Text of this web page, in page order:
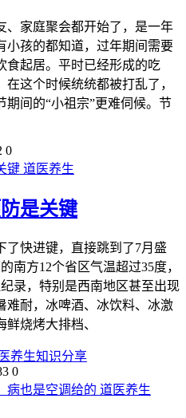
、家庭聚会都开始了，是一年
小孩的都知道，过年期间需要
食起居。平时已经形成的吃
这个时候统统都被打乱了，
期间的“小祖宗”更难伺候。节
0
道医养生
是关键
了快进键，直接跳到了7月盛
南方12个省区气温超过35度，
录，特别是西南地区甚至出现
难耐，冰啤酒、冰饮料、冰激
烧烤大排档、
养生知识分享
0
道医养生